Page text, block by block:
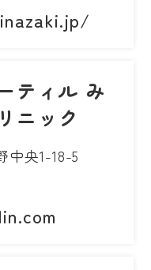
ティル み
ニック
中央1-18-5